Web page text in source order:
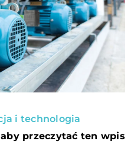
i technologia
przeczytać ten wpis